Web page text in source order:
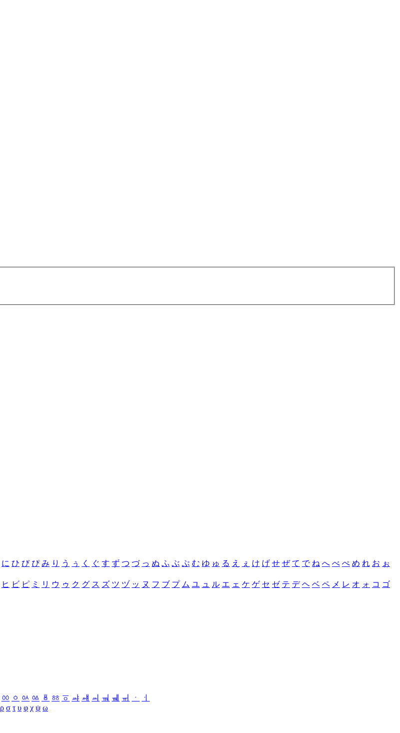
に ひ び ぴ み り う ぅ く ぐ す ず つ づ っ ぬ ふ ぶ ぷ む ゆ ゅ る え ぇ け げ せ ぜ て で ね へ べ ぺ め れ お ぉ
ヒ ビ ピ ミ リ ウ ゥ ク グ ス ズ ツ ヅ ッ ヌ フ ブ プ ム ユ ュ ル エ ェ ケ ゲ セ ゼ テ デ ヘ ベ ペ メ レ オ ォ コ ゴ
ㆀ ㆁ ㆂ ㆃ ㆄ ㆅ ㆆ ㆇ ㆈ ㆉ ㆊ ㆋ ㆌ ㆍ
ㆎ
ρ σ τ υ φ χ ψ ω